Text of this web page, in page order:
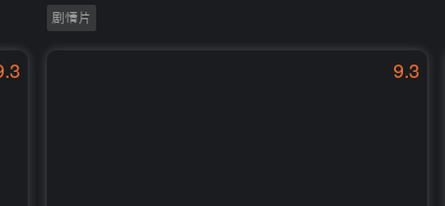
剧情片
9.3